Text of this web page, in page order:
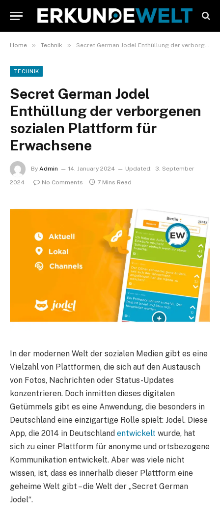
Home » Technik » Secret German Jodel Enthüllung der verborgenen sozialen Plattform für Erwachsene
TECHNIK
Secret German Jodel
Enthüllung der verborgenen
sozialen Plattform für
Erwachsene
By Admin 14. January 2024 Updated:
3. September
2024
No Comments 7 Mins Read
In der modernen Welt der sozialen Medien gibt es eine
Vielzahl von Plattformen, die sich auf den Austausch
von Fotos, Nachrichten oder Status-Updates
konzentrieren. Doch inmitten dieses digitalen
Getümmels gibt es eine Anwendung, die besonders in
Deutschland eine einzigartige Rolle spielt: Jodel. Diese
App, die 2014 in Deutschland entwickelt wurde, hat
sich zu einer Plattform für anonyme und ortsbezogene
Kommunikation entwickelt. Aber was viele nicht
wissen, ist, dass es innerhalb dieser Plattform eine
geheime Welt gibt – die Welt der „Secret German
Jodel“.